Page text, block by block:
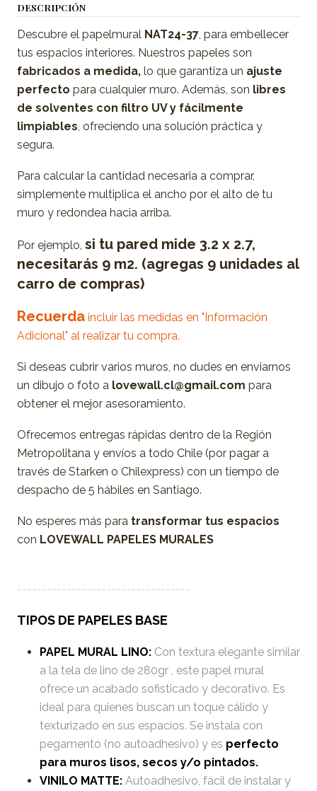
DESCRIPCIÓN
Descubre el papelmural NAT24-37, para embellecer
tus espacios interiores. Nuestros papeles son
fabricados a medida, lo que garantiza un ajuste
perfecto para cualquier muro. Además, son libres
de solventes con filtro UV y fácilmente
limpiables, ofreciendo una solución práctica y
segura.
Para calcular la cantidad necesaria a comprar,
simplemente multiplica el ancho por el alto de tu
muro y redondea hacia arriba.
Por ejemplo, si tu pared mide 3.2 x 2.7,
necesitarás 9 m2. (agregas 9 unidades al
carro de compras)
Recuerda incluir las medidas en "Información
Adicional" al realizar tu compra.
Si deseas cubrir varios muros, no dudes en enviarnos
un dibujo o foto a lovewall.cl@gmail.com para
obtener el mejor asesoramiento.
Ofrecemos entregas rápidas dentro de la Región
Metropolitana y envíos a todo Chile (por pagar a
través de Starken o Chilexpress) con un tiempo de
despacho de 5 hábiles en Santiago.
No esperes más para transformar tus espacios
con LOVEWALL PAPELES MURALES
-----------------------------------
TIPOS DE PAPELES BASE
PAPEL MURAL LINO: Con textura elegante similar
a la tela de lino de 280gr , este papel mural
ofrece un acabado sofisticado y decorativo. Es
ideal para quienes buscan un toque cálido y
texturizado en sus espacios. Se instala con
pegamento (no autoadhesivo) y es perfecto
para muros lisos, secos y/o pintados.
VINILO MATTE: Autoadhesivo, fácil de instalar y